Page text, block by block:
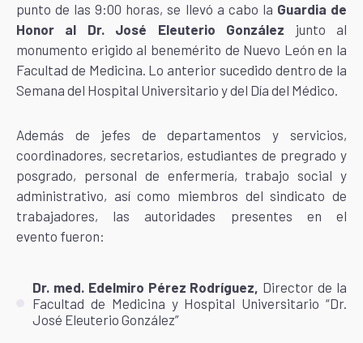
punto de las 9:00 horas, se llevó a cabo la Guardia de
Honor al Dr. José Eleuterio González junto al
monumento erigido al benemérito de Nuevo León en la
Facultad de Medicina. Lo anterior sucedido dentro de la
Semana del Hospital Universitario y del Día del Médico.
Además de jefes de departamentos y servicios,
coordinadores, secretarios, estudiantes de pregrado y
posgrado, personal de enfermería, trabajo social y
administrativo, así como miembros del sindicato de
trabajadores, las autoridades presentes en el
evento fueron:
Dr. med. Edelmiro Pérez Rodríguez, Director de la
Facultad de Medicina y Hospital Universitario “Dr.
José Eleuterio González”